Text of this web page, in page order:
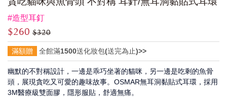
#造型耳釘
$260 $320
滿額贈 全館滿1500送化妝包(送完為止)>>
幽默的不對稱設計，一邊是乖巧坐著的貓咪，另一邊是吃剩的魚骨
頭，展現貪吃又可愛的趣味故事。OSMAR無耳洞黏貼式耳環，採用
3M醫療級雙面膠，隱形服貼，舒適無痛。